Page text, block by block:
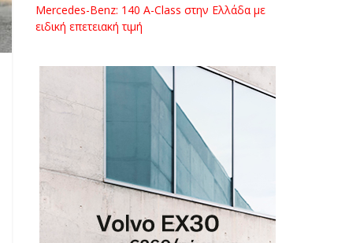
Mercedes-Benz: 140 A-Class στην Ελλάδα με
ειδική επετειακή τιμή